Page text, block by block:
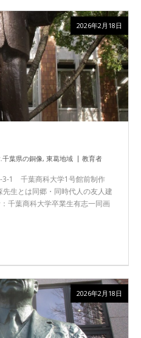
千葉県の銅像, 東葛地域 教育者
3-1 千葉商科大学1号館前制作
生とは同郷・同時代人の友人建
千葉商科大学卒業生有志一同画
2026年2月18日
2026年2月18日